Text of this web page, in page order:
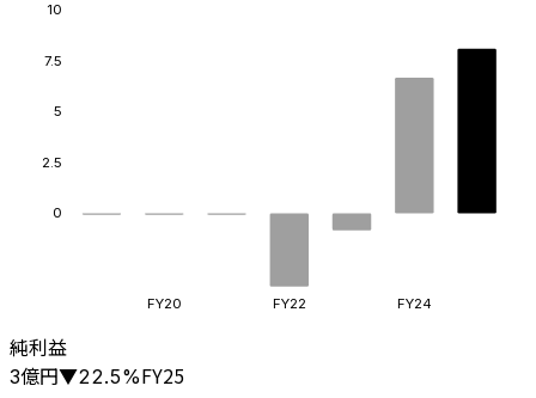
0
2.5
5
7.5
10
FY20 FY22 FY24
純利益
3億円▼22.5%FY25